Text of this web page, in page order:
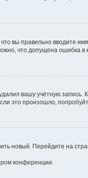
вы правильно вводите
что допущена ошибка
вашу учётную
произошло, попробуйте
новый. Перейдите на
конференции.